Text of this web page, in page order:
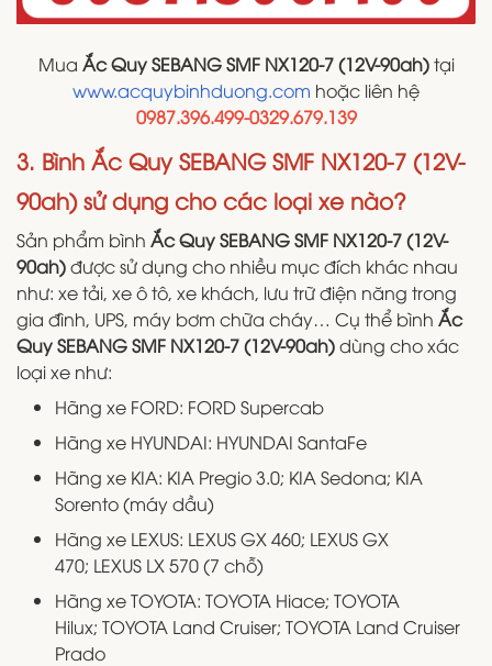
Mua Ắc Quy SEBANG SMF NX120-7 (12V-90ah)tại
www.acquybinhduong.com hoặc liên hệ
0987.396.499-0329.679.139
3. Bình Ắc Quy SEBANG SMF NX120-7 (12V-
90ah) sử dụng cho các loại xe nào?
Sản phẩm bình Ắc Quy SEBANG SMF NX120-7 (12V-
90ah)được sử dụng cho nhiều mục đích khác nhau
như: xe tải, xe ô tô, xe khách, lưu trữ điện năng trong
gia đình, UPS, máy bơm chữa cháy… Cụ thể bình Ắc
Quy SEBANG SMF NX120-7 (12V-90ah)dùng cho xác
loại xe như:
Hãng xe FORD: FORD Supercab
Hãng xe HYUNDAI: HYUNDAI SantaFe
Hãng xe KIA: KIA Pregio 3.0; KIA Sedona; KIA
Sorento (máy dầu)
Hãng xe LEXUS: LEXUS GX 460; LEXUS GX
470; LEXUS LX 570 (7 chỗ)
Hãng xe TOYOTA: TOYOTA Hiace; TOYOTA
Hilux; TOYOTA Land Cruiser; TOYOTA Land Cruiser
Prado